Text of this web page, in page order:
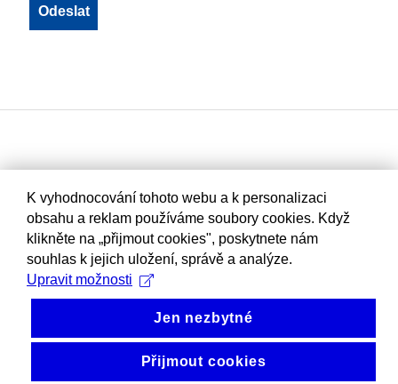
K vyhodnocování tohoto webu a k personalizaci
obsahu a reklam používáme soubory cookies. Když
klikněte na „přijmout cookies", poskytnete nám
souhlas k jejich uložení, správě a analýze.
Upravit možnosti
Jen nezbytné
Přijmout cookies